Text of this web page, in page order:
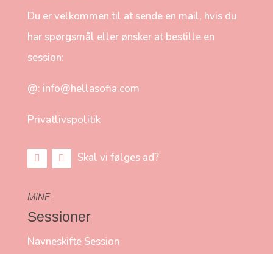
Du er velkommen til at sende en mail, hvis du
har spørgsmål eller ønsker at bestille en
session:
@: info@hellasofia.com
Privatlivspolitik
MINE
Sessioner
Navneskifte Session